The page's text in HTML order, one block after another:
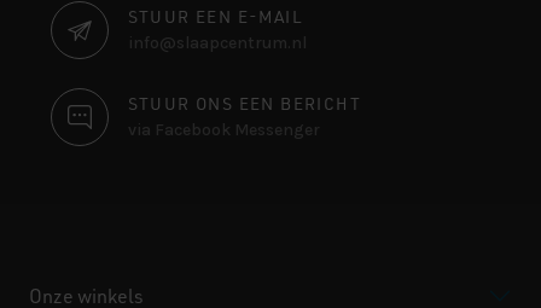
STUUR EEN E-MAIL
info@slaapcentrum.nl
STUUR ONS EEN BERICHT
via Facebook Messenger
Onze winkels